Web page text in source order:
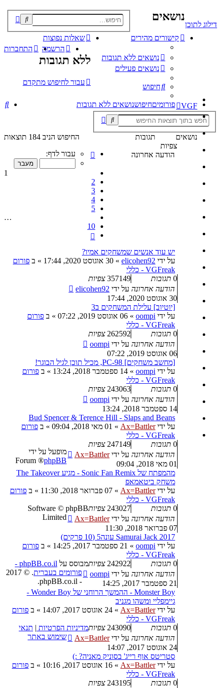
דילוג לתוכן
קישורים מהירים
נושאים ללא תגובות
נושאים פעילים
חיפוש
שאלות נפוצות
התחברות
הרשמה
VGF פורומיםחיפושנושאים ללא תגובות
נושאים
ללא תגובות
עבור לחיפוש מתקדם
החיפוש הניב 184 תוצאות
דף
מתוך
10
עבור לדף:
1
2
3
4
5
…
10
הבא
נושאים
תגובות
צפיות
הודעה אחרונה
יש עוד אנשים שמשחקים אמיו?
על ידי elicohen92
» 30 אוגוסט 2020, 17:44 » ב פורום
VGFreak - כללי
0 תגובות 357149 צפיות
הודעה אחרונה על ידי elicohen92
30 אוגוסט 2020, 17:44
[יוטיוב] עלילת המשחקים ב3
על ידי oompi
» 06 אוגוסט 2019, 07:22 » ב פורום
VGFreak - כללי
0 תגובות 262592 צפיות
הודעה אחרונה על ידי oompi
06 אוגוסט 2019, 07:22
[מחשב משחקים] PC-98, מכיל תוכן לגיל הבוגר!
על ידי oompi
» 14 ספטמבר 2018, 13:24 » ב פורום
VGFreak - כללי
0 תגובות 243063 צפיות
הודעה אחרונה על ידי oompi
14 ספטמבר 2018, 13:24
Bud Spencer & Terence Hill - Slaps and Beans
על ידיAx=Battler
» 01 מאי 2018, 09:04 » ב פורום
VGFreak - כללי
0 תגובות 247149 צפיות
הודעה אחרונה על ידיAx=Battler
01 מאי 2018, 09:04
מהמפתח של Sonic Fan Remix - מגיע The Takeover
משחק ביטאמאפ
על ידיAx=Battler
» 07 פברואר 2018, 11:30 » ב פורום
VGFreak - כללי
0 תגובות 243027 צפיות
הודעה אחרונה על ידיAx=Battler
07 פברואר 2018, 11:30
Samurai Jack 2017 עונה5 (10 פרקים)
על ידי oompi
» 21 ספטמבר 2017, 14:25 » ב פורום
VGFreak - כללי
0 תגובות 242922 צפיות
הודעה אחרונה על ידי oompi
21 ספטמבר 2017, 14:25
Monster Boy - ההמשך הרוחני של Wonder Boy -
גיימפליי ומשהו מגניב
על ידיAx=Battler
» 24 אוגוסט 2017, 14:07 » ב פורום
VGFreak - כללי
0 תגובות 243090 צפיות
הודעה אחרונה על ידיAx=Battler
24 אוגוסט 2017, 14:07
סטריטס אוף רייג' בסוניק מאניה? :)
על ידיAx=Battler
» 16 אוגוסט 2017, 10:16 » ב פורום
VGFreak - כללי
0 תגובות 243195 צפיות
מופעל על ידי
phpBB
® Forum
Software © phpBB
Limited
מבוסס על
phpBB.co.il -
פורומים בעברית
. © 2017
- phpBB.co.il.
מדיניות הפרטיות | תנאי
שימוש באתר